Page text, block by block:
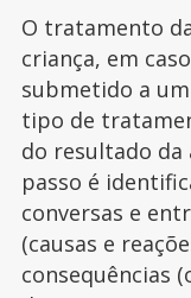
O tratamento
criança, em
submetido a
tipo de
do resultado da
passo é
conversas e
(causas e
consequências